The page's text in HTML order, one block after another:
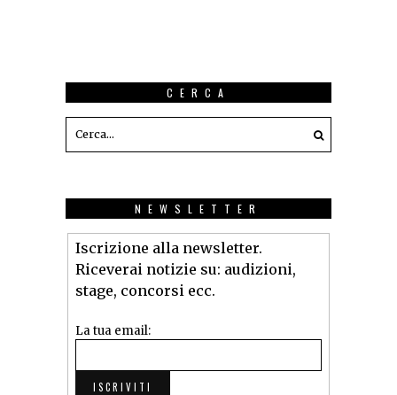
CERCA
NEWSLETTER
Iscrizione alla newsletter.
Riceverai notizie su: audizioni,
stage, concorsi ecc.
La tua email: